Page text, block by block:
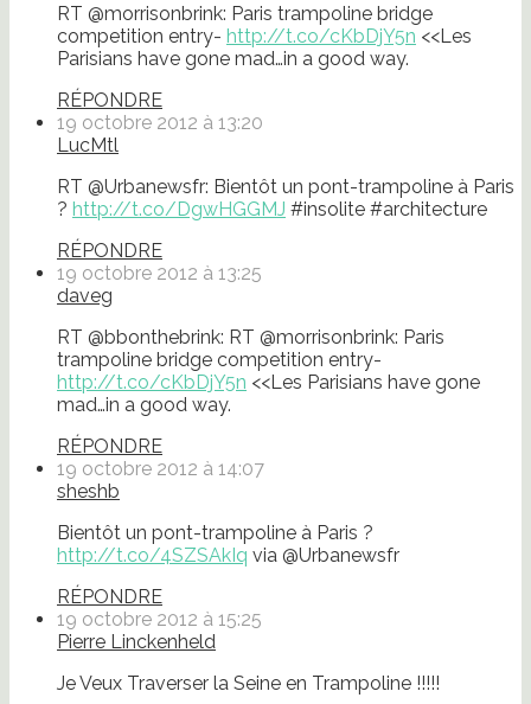
RT @morrisonbrink: Paris trampoline bridge
competition entry- http://t.co/cKbDjY5n <<Les
Parisians have gone mad…in a good way.
RÉPONDRE
19 octobre 2012 à 13:20
LucMtl
RT @Urbanewsfr: Bientôt un pont-trampoline à Paris
? http://t.co/DgwHGGMJ #insolite #architecture
RÉPONDRE
19 octobre 2012 à 13:25
daveg
RT @bbonthebrink: RT @morrisonbrink: Paris
trampoline bridge competition entry-
http://t.co/cKbDjY5n <<Les Parisians have gone
mad…in a good way.
RÉPONDRE
19 octobre 2012 à 14:07
sheshb
Bientôt un pont-trampoline à Paris ?
http://t.co/4SZSAkIq via @Urbanewsfr
RÉPONDRE
19 octobre 2012 à 15:25
Pierre Linckenheld
Je Veux Traverser la Seine en Trampoline !!!!!